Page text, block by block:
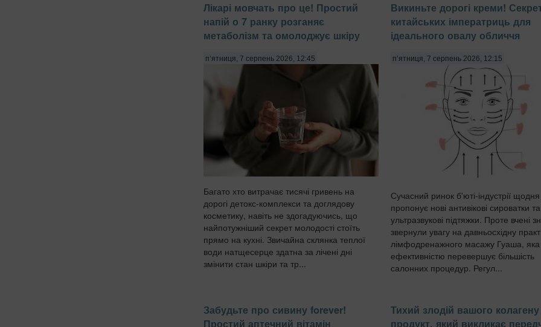
Лікарі мовчать про це! Простий
напій о 7 ранку розганяє
метаболізм та омолоджує шкіру
п’ятниця, 7 серпень 2026, 12:45
Багато хто витрачає тисячі гривень на
дорогі детокс-комплекси та доглядову
косметику, навіть не здогадуючись, що
найпотужніший секрет молодості стоїть
прямо на кухні. Звичайна склянка теплої
води натщесерце здатна за лічені дні
змінити стан шкіри та тр...
Викиньте дорогі креми!
китайських імператриць для
ідеального овалу обличчя
п’ятниця, 7 серпень 2026, 12:15
Сучасний ринок б'юті-індустрії щодня
пропонує нові антивікові сироватки та
ультразвукові підтяжки. Проте вчені
звернули увагу на давньосхідну
лімфодренажного масажу Гуаша, яка
ефективністю перевершує більшість
салонних процедур. Регул...
Забудьте про сивину forever!
Простий аптечний вітамін
Тихий злодій вашого
продукт, який викликає